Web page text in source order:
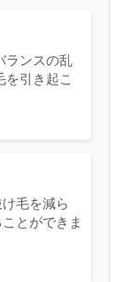
ランスの乱
を引き起こ
毛を減ら
とができま